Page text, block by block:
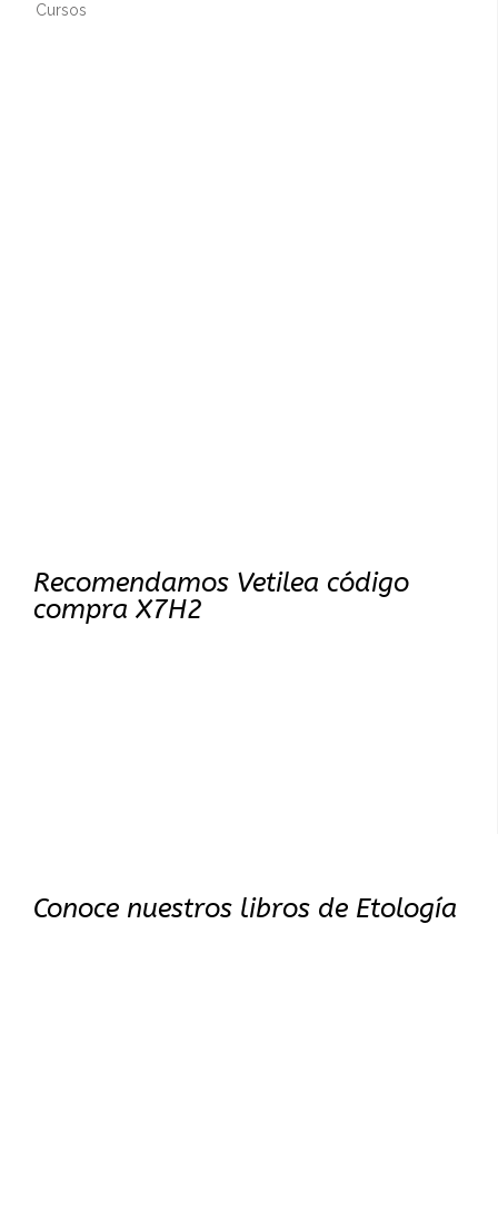
Cursos
Recomendamos Vetilea código
compra X7H2
Conoce nuestros libros de Etología